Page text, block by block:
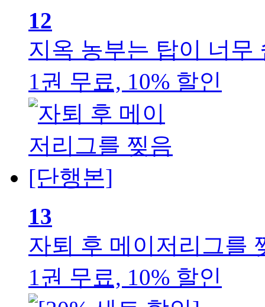
12
지옥 농부는 탑이 너무
1권 무료, 10% 할인
13
자퇴 후 메이저리그를
1권 무료, 10% 할인